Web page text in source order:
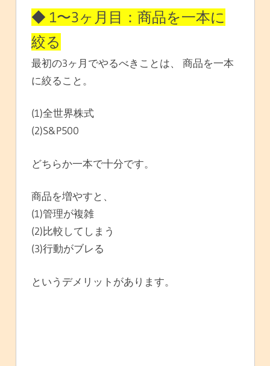
◆ 1〜3ヶ月目：商品を一本に
絞る
最初の3ヶ月でやるべきことは、 商品を一本
に絞ること。
(1)全世界株式
(2)S&P500
どちらか一本で十分です。
商品を増やすと、
(1)管理が複雑
(2)比較してしまう
(3)行動がブレる
というデメリットがあります。